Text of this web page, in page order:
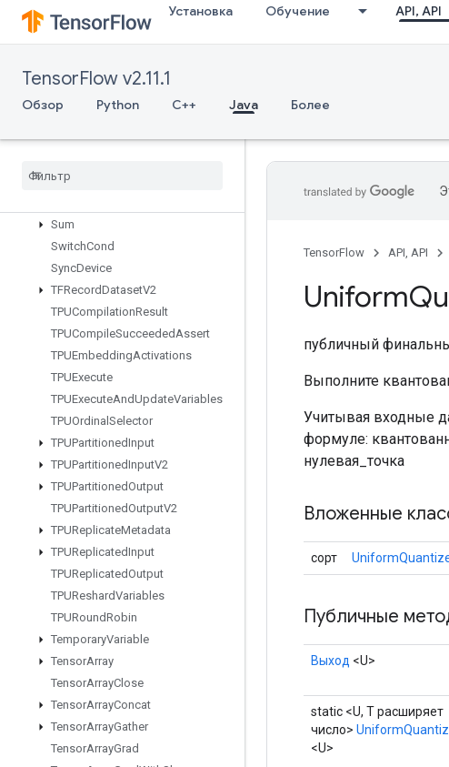
Установка Обучение API, API
TensorFlow v2.11.1
Обзор Python C++ Java Более
StatsAggregatorSetSummaryWrit
er
StopGradient
StridedSliceAssign
StridedSliceGrad
String
Sum
SwitchCond
SyncDevice
TFRecordDatasetV2
TPUCompilationResult
TPUCompileSucceededAssert
TPUEmbeddingActivations
TPUExecute
TPUExecuteAndUpdateVariables
TPUOrdinal Selector
TPUPartitionedInput
TPUPartitionedInputV2
TPUPartitionedOutput
TPUPartitionedOutputV2
TPUReplicateMetadata
TPUReplicatedInput
TPUReplicatedOutput
TPUReshardVariables
TPURoundRobin
TemporaryVariable
TensorArray
TensorArrayClose
TensorArrayConcat
TensorArrayGather
TensorArrayGrad
TensorFlow API, API
Uniform
публичный
Выполните
Учитывая входные
формуле:
нулевая_точка
Вложенные
сорт
Публичные
Выход <U>
static <U, T расширяет
число>
<U>